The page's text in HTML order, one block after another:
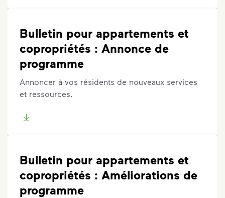
Bulletin pour appartements et
copropriétés : Annonce de
programme
Annoncer à vos résidents de nouveaux services
et ressources.
Bulletin pour appartements et
copropriétés : Améliorations de
programme